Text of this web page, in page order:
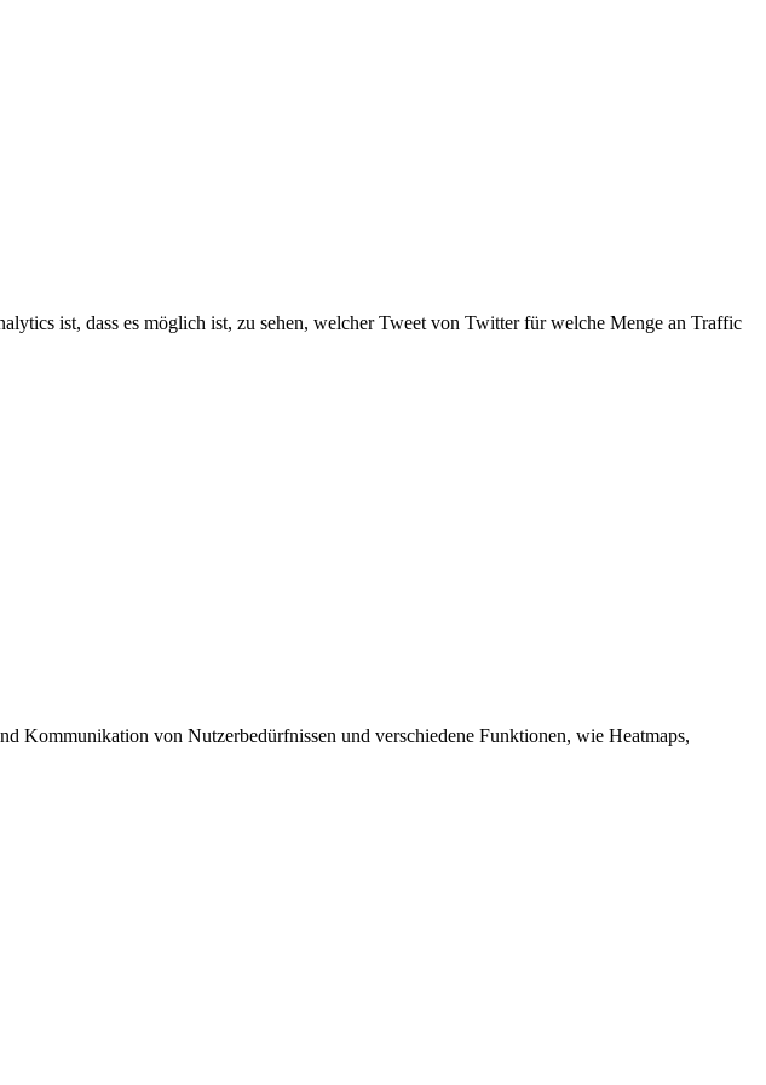
ist, dass es möglich ist, zu sehen, welcher Tweet von Twitter für welche Menge an Traffic
Kommunikation von Nutzerbedürfnissen und verschiedene Funktionen, wie Heatmaps,